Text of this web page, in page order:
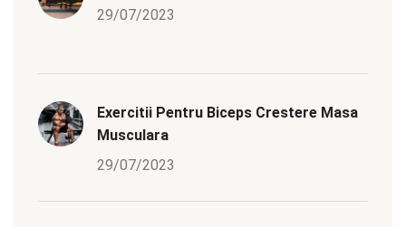
29/07/2023
Exercitii Pentru Biceps Crestere Masa
Musculara
29/07/2023